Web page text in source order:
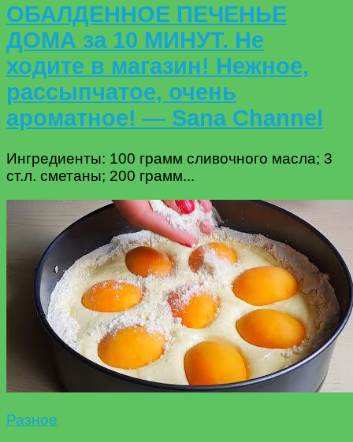
ОБАЛДЕННОЕ ПЕЧЕНЬЕ
ДОМА за 10 МИНУТ. Не
ходите в магазин! Нежное,
рассыпчатое, очень
ароматное! — Sana Channel
Ингредиенты: 100 грамм сливочного масла; 3
ст.л. сметаны; 200 грамм...
Разное